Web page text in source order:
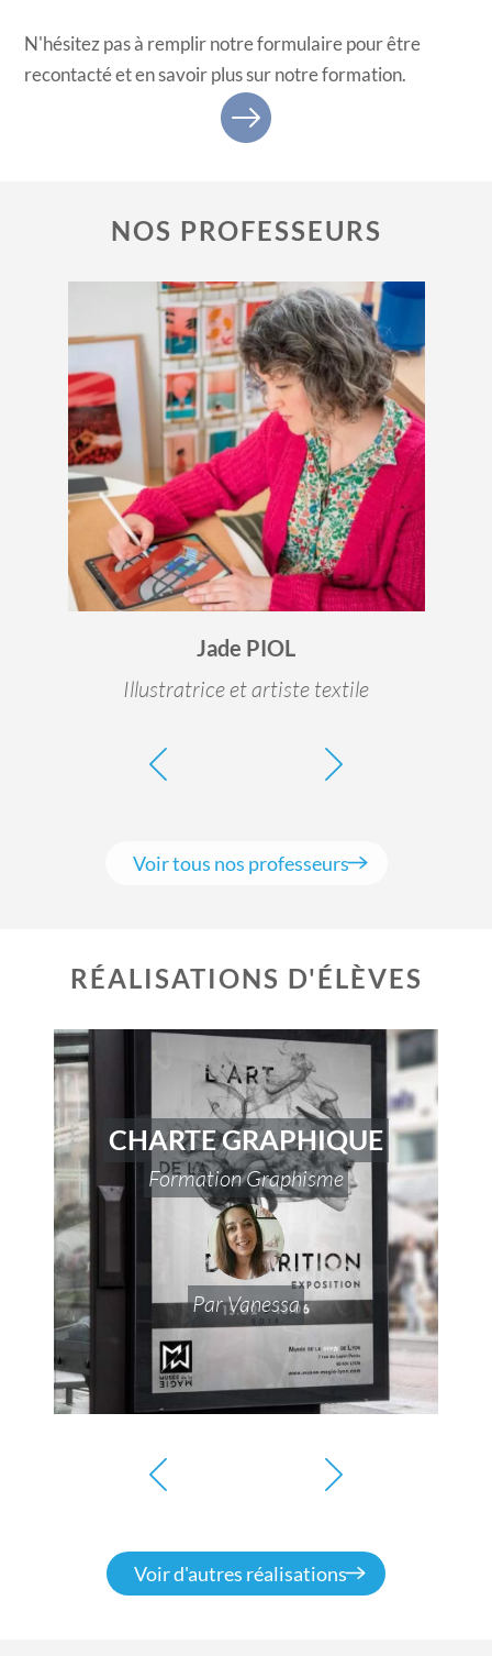
N'hésitez pas à remplir notre formulaire pour être
recontacté et en savoir plus sur notre formation.
NOS PROFESSEURS
Jade PIOL
Illustratrice et artiste textile
Voir tous nos professeurs
RÉALISATIONS D'ÉLÈVES
CHARTE GRAPHIQUE
Formation Graphisme
ParVanessa
Voir d'autres réalisations